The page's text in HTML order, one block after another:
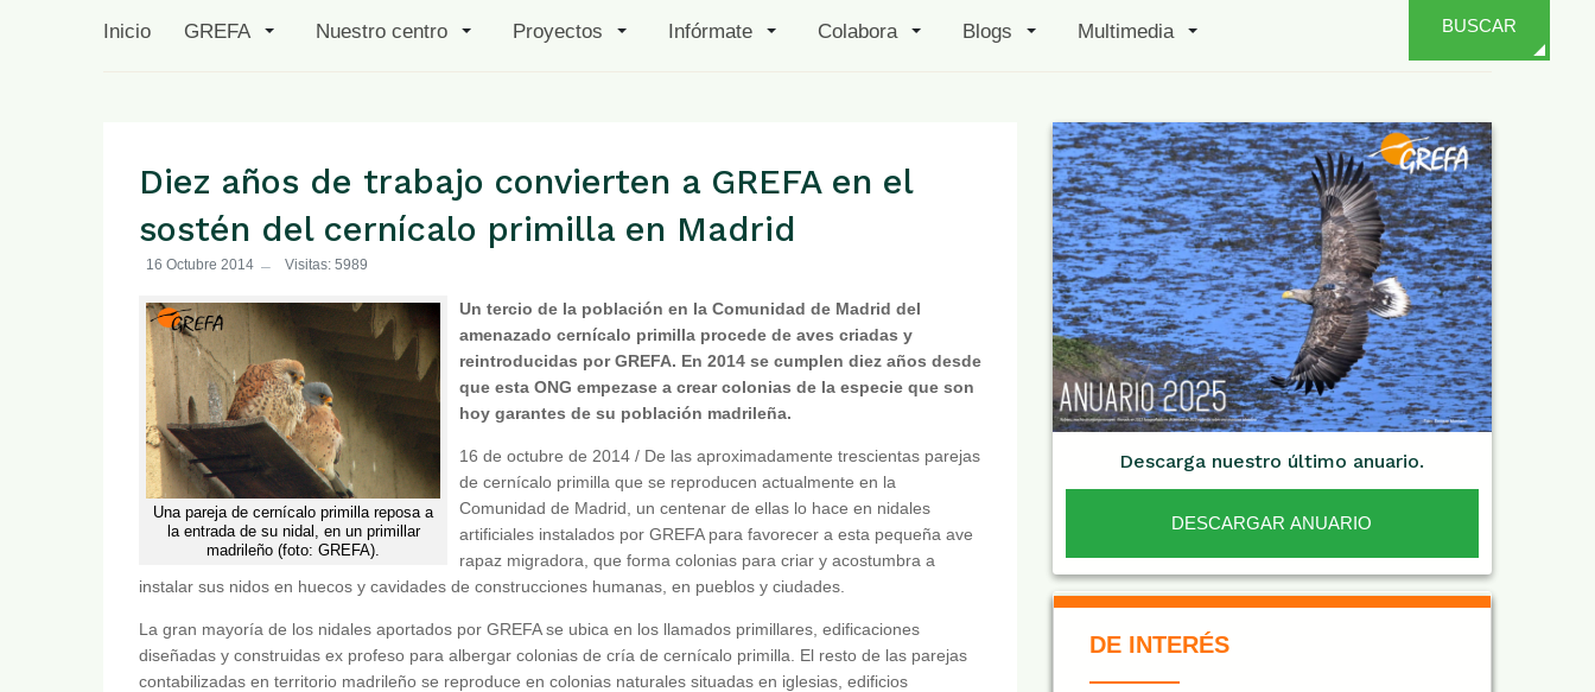
Inicio GREFA Nuestro centro Proyectos Infórmate Colabora Blogs Multimedia BUSCAR
Diez años de trabajo convierten a GREFA en el
sostén del cernícalo primilla en Madrid
16 Octubre 2014 Visitas: 5989
Una pareja de cernícalo primilla reposa a
la entrada de su nidal, en un primillar
madrileño (foto: GREFA).
Un tercio de la población en la Comunidad de Madrid del
amenazado cernícalo primilla procede de aves criadas y
reintroducidas por GREFA. En 2014 se cumplen diez años desde
que esta ONG empezase a crear colonias de la especie que son
hoy garantes de su población madrileña.
16 de octubre de 2014 / De las aproximadamente trescientas parejas
de cernícalo primilla que se reproducen actualmente en la
Comunidad de Madrid, un centenar de ellas lo hace en nidales
artificiales instalados por GREFA para favorecer a esta pequeña ave
rapaz migradora, que forma colonias para criar y acostumbra a
instalar sus nidos en huecos y cavidades de construcciones humanas, en pueblos y ciudades.
La gran mayoría de los nidales aportados por GREFA se ubica en los llamados primillares, edificaciones
diseñadas y construidas ex profeso para albergar colonias de cría de cernícalo primilla. El resto de las parejas
contabilizadas en territorio madrileño se reproduce en colonias naturales situadas en iglesias, edificios
Descarga nuestro último anuario.
DESCARGAR ANUARIO
DE INTERÉS